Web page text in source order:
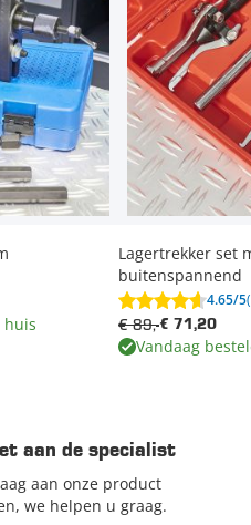
huis
Lagertrekker set
buitenspannend
4.65/5
€ 71,20
€ 89,-
Vandaag
aan de specialist
aan onze product
we helpen u graag.